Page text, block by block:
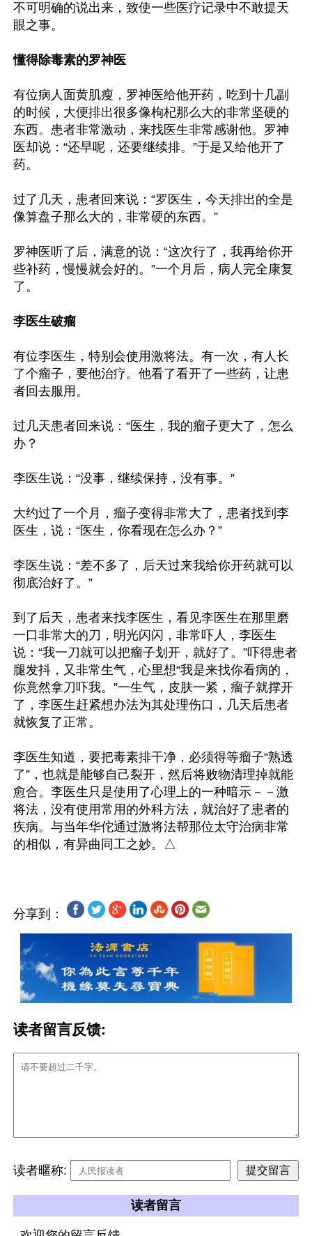
不可明确的说出来，致使一些医疗记录中不敢提天
眼之事。
懂得除毒素的罗神医
有位病人面黄肌瘦，罗神医给他开药，吃到十几副
的时候，大便排出很多像枸杞那么大的非常坚硬的
东西。患者非常激动，来找医生非常感谢他。罗神
医却说：“还早呢，还要继续排。”于是又给他开了
药。
过了几天，患者回来说：“罗医生，今天排出的全是
像算盘子那么大的，非常硬的东西。”
罗神医听了后，满意的说：“这次行了，我再给你开
些补药，慢慢就会好的。”一个月后，病人完全康复
了。
李医生破瘤
有位李医生，特别会使用激将法。有一次，有人长
了个瘤子，要他治疗。他看了看开了一些药，让患
者回去服用。
过几天患者回来说：“医生，我的瘤子更大了，怎么
办？
李医生说：“没事，继续保持，没有事。”
大约过了一个月，瘤子变得非常大了，患者找到李
医生，说：“医生，你看现在怎么办？”
李医生说：“差不多了，后天过来我给你开药就可以
彻底治好了。”
到了后天，患者来找李医生，看见李医生在那里磨
一口非常大的刀，明光闪闪，非常吓人，李医生
说：“我一刀就可以把瘤子划开，就好了。”吓得患者
腿发抖，又非常生气，心里想“我是来找你看病的，
你竟然拿刀吓我。”一生气，皮肤一紧，瘤子就撑开
了，李医生赶紧想办法为其处理伤口，几天后患者
就恢复了正常。
李医生知道，要把毒素排干净，必须得等瘤子“熟透
了”，也就是能够自己裂开，然后将败物清理掉就能
愈合。李医生只是使用了心理上的一种暗示－－激
将法，没有使用常用的外科方法，就治好了患者的
疾病。与当年华佗通过激将法帮那位太守治病非常
分享到：
读者留言反馈:
读者暱称:
读者留言